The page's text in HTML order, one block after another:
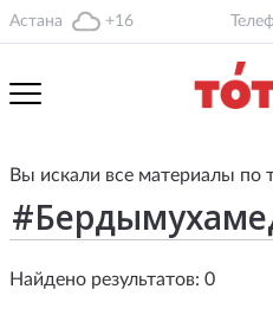
Астана +16
Вы искали все материалы по
Найдено результатов: 0